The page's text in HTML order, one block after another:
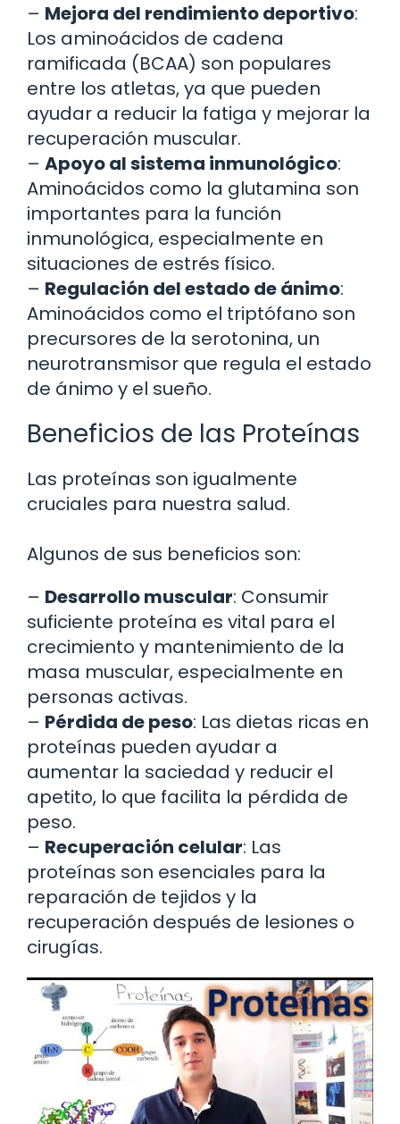
– Mejora del rendimiento deportivo:
Los aminoácidos de cadena
ramificada (BCAA) son populares
entre los atletas, ya que pueden
ayudar a reducir la fatiga y mejorar la
recuperación muscular.
– Apoyo al sistema inmunológico:
Aminoácidos como la glutamina son
importantes para la función
inmunológica, especialmente en
situaciones de estrés físico.
– Regulación del estado de ánimo:
Aminoácidos como el triptófano son
precursores de la serotonina, un
neurotransmisor que regula el estado
de ánimo y el sueño.
Beneficios de las Proteínas
Las proteínas son igualmente
cruciales para nuestra salud.
Algunos de sus beneficios son:
– Desarrollo muscular: Consumir
suficiente proteína es vital para el
crecimiento y mantenimiento de la
masa muscular, especialmente en
personas activas.
– Pérdida de peso: Las dietas ricas en
proteínas pueden ayudar a
aumentar la saciedad y reducir el
apetito, lo que facilita la pérdida de
peso.
– Recuperación celular: Las
proteínas son esenciales para la
reparación de tejidos y la
recuperación después de lesiones o
cirugías.